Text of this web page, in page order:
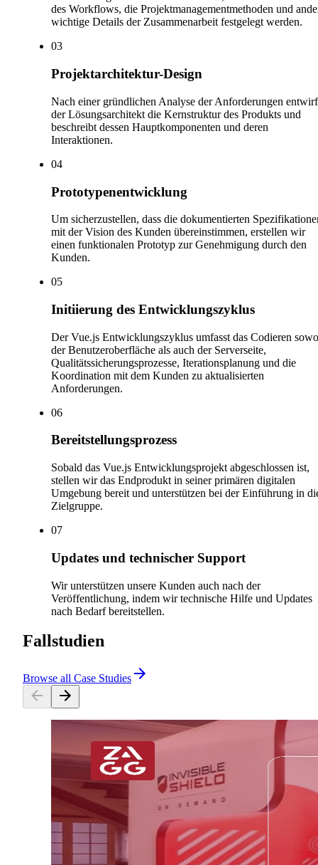
des Workflows, die Projektmanagementmethoden und
wichtige Details der Zusammenarbeit festgelegt werden.
03
Projektarchitektur-Design
Nach einer gründlichen Analyse der Anforderungen
der Lösungsarchitekt die Kernstruktur des Produkts und
beschreibt dessen Hauptkomponenten und deren
Interaktionen.
04
Prototypenentwicklung
Um sicherzustellen, dass die dokumentierten
mit der Vision des Kunden übereinstimmen, erstellen wir
einen funktionalen Prototyp zur Genehmigung durch den
Kunden.
05
Initiierung des Entwicklungszyklus
Der Vue.js Entwicklungszyklus umfasst das Codieren
der Benutzeroberfläche als auch der Serverseite,
Qualitätssicherungsprozesse, Iterationsplanung und die
Koordination mit dem Kunden zu aktualisierten
Anforderungen.
06
Bereitstellungsprozess
Sobald das Vue.js Entwicklungsprojekt abgeschlossen ist,
stellen wir das Endprodukt in seiner primären digitalen
Umgebung bereit und unterstützen bei der Einführung in
Zielgruppe.
07
Updates und technischer Support
Wir unterstützen unsere Kunden auch nach der
Veröffentlichung, indem wir technische Hilfe und Updates
nach Bedarf bereitstellen.
Fallstudien
Browse all Case Studies